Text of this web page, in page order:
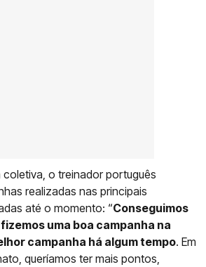
o treinador português
realizadas nas principais
até o momento: “Conseguimos
uma boa campanha na
campanha há algum tempo. Em
queríamos ter mais pontos,